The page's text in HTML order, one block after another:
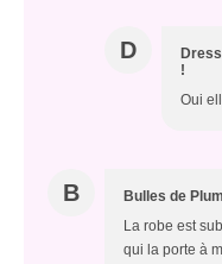
D
!
Oui
B Bulles de
La robe est
qui la porte à